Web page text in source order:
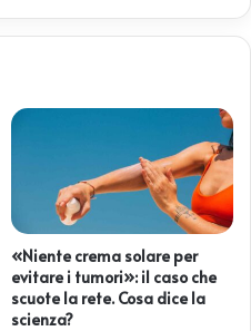
«Niente crema solare per
evitare i tumori»: il caso che
scuote la rete. Cosa dice la
scienza?